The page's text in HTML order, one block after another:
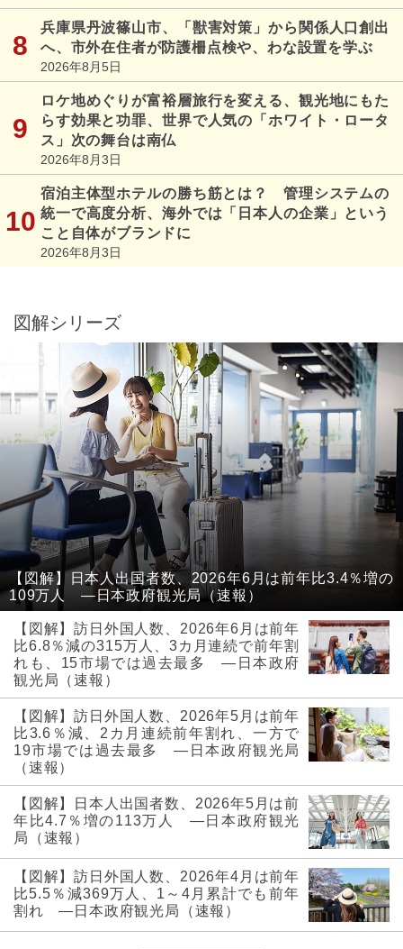
兵庫県丹波篠山市、「獣害対策」から関係人口創出
へ、市外在住者が防護柵点検や、わな設置を学ぶ
2026年8月5日
ロケ地めぐりが富裕層旅行を変える、観光地にもた
らす効果と功罪、世界で人気の「ホワイト・ロータ
ス」次の舞台は南仏
2026年8月3日
宿泊主体型ホテルの勝ち筋とは？ 管理システムの
統一で高度分析、海外では「日本人の企業」という
こと自体がブランドに
2026年8月3日
図解シリーズ
【図解】日本人出国者数、2026年6月は前年比3.4％増の
109万人 ―日本政府観光局（速報）
【図解】訪日外国人数、2026年6月は前年
比6.8％減の315万人、3カ月連続で前年割
れも、15市場では過去最多 ―日本政府
観光局（速報）
【図解】訪日外国人数、2026年5月は前年
比3.6％減、2カ月連続前年割れ、一方で
19市場では過去最多 ―日本政府観光局
（速報）
【図解】日本人出国者数、2026年5月は前
年比4.7％増の113万人 ―日本政府観光
局（速報）
【図解】訪日外国人数、2026年4月は前年
比5.5％減369万人、1～4月累計でも前年
割れ ―日本政府観光局（速報）